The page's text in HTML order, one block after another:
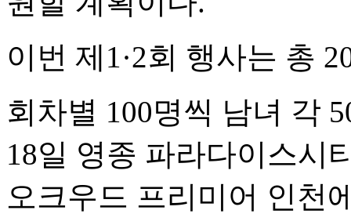
이번 제1·2회 행사는 총
회차별 100명씩 남녀 각
18일 영종 파라다이스시
오크우드 프리미어 인천